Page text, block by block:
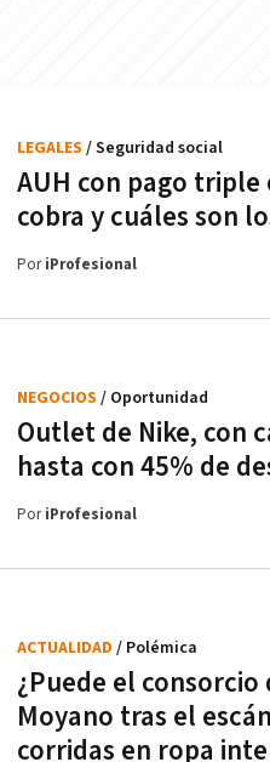
AUH con pago
cobra y cuáles son
LEGALES / Seguridad social
PoriProfesional
Outlet de Nike, con
hasta con 45% de
NEGOCIOS / Oportunidad
PoriProfesional
¿Puede el
Moyano tras el
corridas en ropa
ACTUALIDAD / Polémica